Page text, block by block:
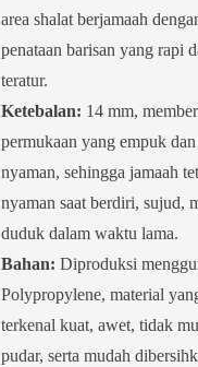
area shalat berjamaah
penataan barisan yang rapi
teratur.
Ketebalan: 14 mm,
permukaan yang empuk dan
nyaman, sehingga jamaah
nyaman saat berdiri, sujud,
duduk dalam waktu lama.
Bahan: Diproduksi
Polypropylene, material
terkenal kuat, awet, tidak
pudar, serta mudah